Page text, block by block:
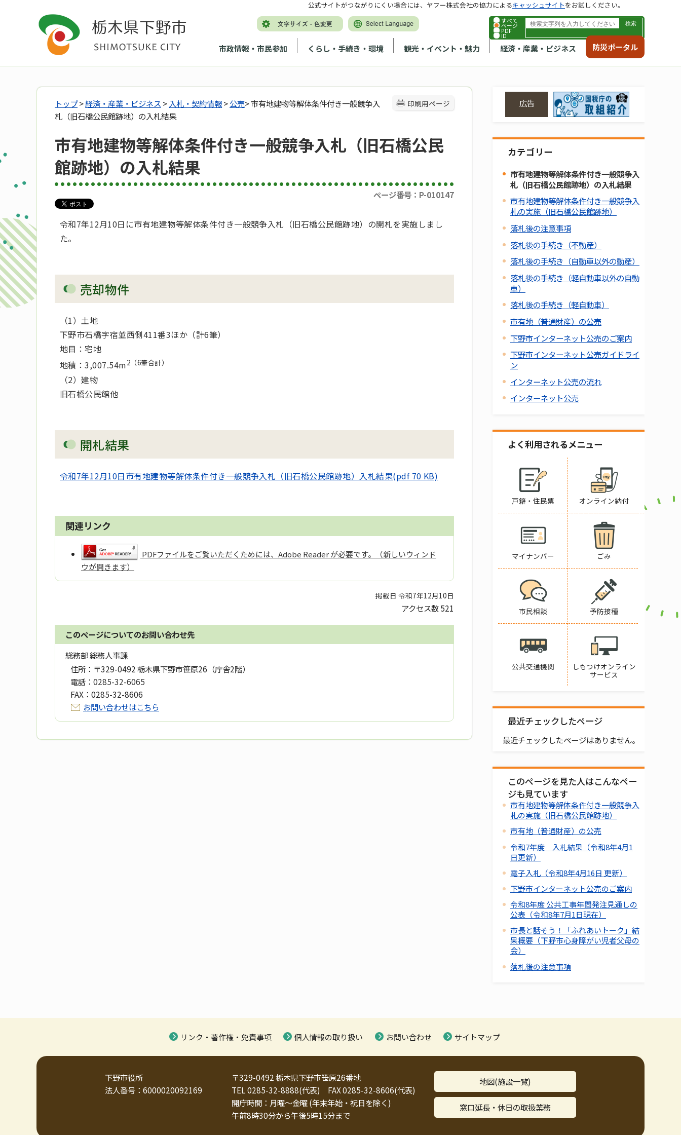
すべて
ページ
PDF
ID
市政情報・市民参加 くらし・手続き・環境 観光・イベント・魅力 経済・産業・ビジネス 防災ポータル
公式サイトがつながりにくい場合には、ヤフー株式会社の協力によるキャッシュサイトをお試しください。
印刷用ページ
トップ>経済・産業・ビジネス > 入札・契約情報>公売> 市有地建物等解体条件付き一般競争入
札（旧石橋公民館跡地）の入札結果
市有地建物等解体条件付き一般競争入札（旧石橋公民
館跡地）の入札結果
ページ番号：P-010147
令和7年12月10日に市有地建物等解体条件付き一般競争入札（旧石橋公民館跡地）の開札を実施しまし
た。
売却物件
（1）土地
下野市石橋字宿並西側411番3ほか（計6筆）
地目：宅地
地積：3,007.54m2（6筆合計）
（2）建物
旧石橋公民館他
開札結果
令和7年12月10日市有地建物等解体条件付き一般競争入札（旧石橋公民館跡地）入札結果(pdf 70 KB)
関連リンク
PDFファイルをご覧いただくためには、Adobe Reader が必要です。（新しいウィンド
ウが開きます）
掲載日 令和7年12月10日
アクセス数521
このページについてのお問い合わせ先
総務部 総務人事課
住所： 〒329-0492 栃木県下野市笹原26（庁舎2階）
電話： 0285-32-6065
FAX： 0285-32-8606
お問い合わせはこちら
広告
カテゴリー
市有地建物等解体条件付き一般競争入
札（旧石橋公民館跡地）の入札結果
市有地建物等解体条件付き一般競争入
札の実施（旧石橋公民館跡地）
落札後の注意事項
落札後の手続き（不動産）
落札後の手続き（自動車以外の動産）
落札後の手続き（軽自動車以外の自動
車）
落札後の手続き（軽自動車）
市有地（普通財産）の公売
下野市インターネット公売のご案内
下野市インターネット公売ガイドライ
ン
インターネット公売の流れ
インターネット公売
よく利用されるメニュー
戸籍・住民票 オンライン納付
マイナンバー ごみ
市民相談 予防接種
公共交通機関
しもつけオンライン
サービス
最近チェックしたページ
最近チェックしたページはありません。
このページを見た人はこんなペー
ジも見ています
市有地建物等解体条件付き一般競争入
札の実施（旧石橋公民館跡地）
市有地（普通財産）の公売
令和7年度 入札結果（令和8年4月1
日更新）
電子入札（令和8年4月16日 更新）
下野市インターネット公売のご案内
令和8年度 公共工事年間発注見通しの
公表（令和8年7月1日現在）
市長と話そう！「ふれあいトーク」結
果概要（下野市心身障がい児者父母の
会）
落札後の注意事項
リンク・著作権・免責事項 個人情報の取り扱い お問い合わせ サイトマップ
下野市役所
法人番号：6000020092169
〒329-0492 栃木県下野市笹原26番地
TEL 0285-32-8888(代表) FAX 0285-32-8606(代表)
開庁時間：月曜～金曜 (年末年始・祝日を除く)
午前8時30分から午後5時15分まで
地図(施設一覧)
窓口延長・休日の取扱業務